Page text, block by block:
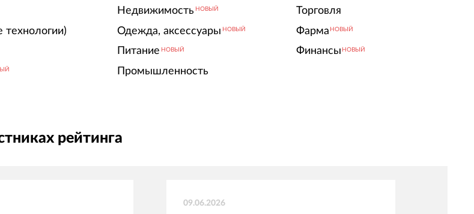
Недвижимость НОВЫЙ
Одежда, аксессуары НОВЫЙ
Питание НОВЫЙ
Промышленность
Торговля
Фарма НОВЫЙ
Финансы НОВЫЙ
рейтинга
09.06.2026